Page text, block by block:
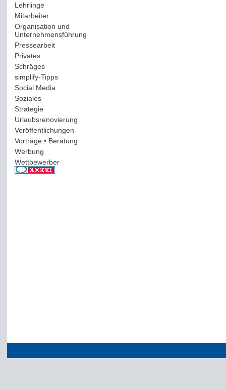
Lehrlinge(54)
Mitarbeiter(163)
Organisation und
Unternehmensführung
Pressearbeit(12)
Privates(193)
Schräges(161)
simplify-Tipps(123)
Social Media
Soziales(37)
Strategie(220)
Urlaubsrenovierung
Veröffentlichungen
Vorträge • Beratung
Werbung
Wettbewerber(61)